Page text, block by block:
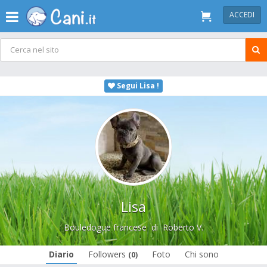
ACCEDI
Segui Lisa !
Lisa
Bouledogue francesediRoberto V.
Diario Followers (0) Foto Chi sono